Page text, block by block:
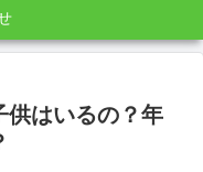
供はいるの？年